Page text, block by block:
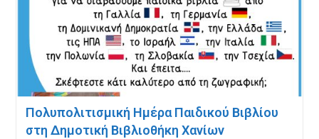
Πολυπολιτισμική Ημέρα Παιδικού Βιβλίου
στη Δημοτική Βιβλιοθήκη Χανίων